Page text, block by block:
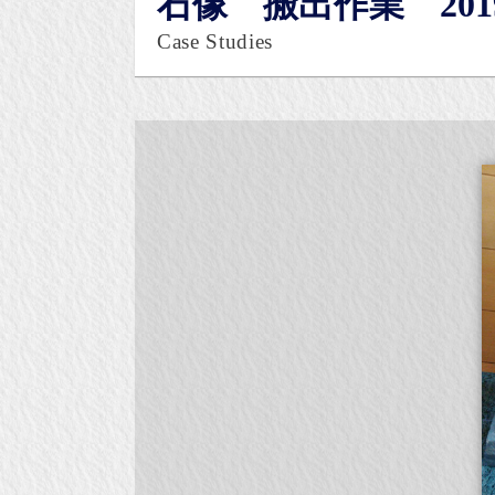
Case Studies